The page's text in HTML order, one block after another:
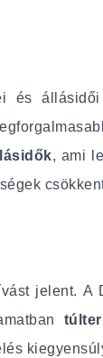
, ami
jelent.